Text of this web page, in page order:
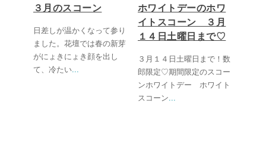
３月のスコーン
日差しが温かくなって参り
ました。花壇では春の新芽
がにょきにょき顔を出し
て、冷たい...
ホワイトデーのホワ
イトスコーン ３月
１４日土曜日まで♡
３月１４日土曜日まで！数
郎限定♡期間限定のスコー
ンホワイトデー ホワイト
スコーン...